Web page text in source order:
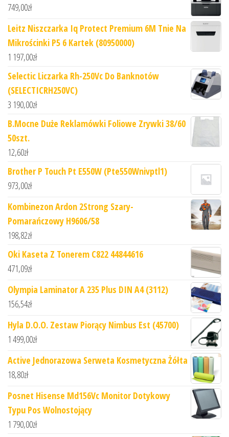
749,00zł
Leitz Niszczarka Iq Protect Premium 6M Tnie Na
Mikrościnki P5 6 Kartek (80950000)
1 197,00zł
Selectic Liczarka Rh-250Vc Do Banknotów
(SELECTICRH250VC)
3 190,00zł
B.Mocne Duże Reklamówki Foliowe Zrywki 38/60
50szt.
12,60zł
Brother P Touch Pt E550W (Pte550Wnivptl1)
973,00zł
Kombinezon Ardon 2Strong Szary-
Pomarańczowy H9606/58
198,82zł
Oki Kaseta Z Tonerem C822 44844616
471,09zł
Olympia Laminator A 235 Plus DIN A4 (3112)
156,54zł
Hyla D.O.O. Zestaw Piorący Nimbus Est (45700)
1 499,00zł
Active Jednorazowa Serweta Kosmetyczna Żółta
18,80zł
Posnet Hisense Md156Vc Monitor Dotykowy
Typu Pos Wolnostojący
1 790,00zł